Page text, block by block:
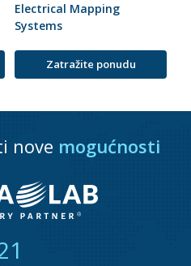
Electrical Mapping
Systems
Zatražite ponudu
nove mogućnosti